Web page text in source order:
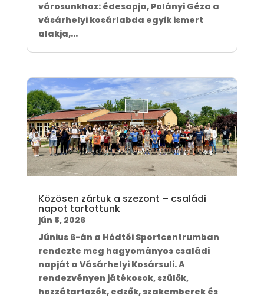
városunkhoz: édesapja, Polányi Géza a
vásárhelyi kosárlabda egyik ismert
alakja,...
Közösen zártuk a szezont – családi
napot tartottunk
jún 8, 2026
Június 6-án a Hódtói Sportcentrumban
rendezte meg hagyományos családi
napját a Vásárhelyi Kosársuli. A
rendezvényen játékosok, szülők,
hozzátartozók, edzők, szakemberek és